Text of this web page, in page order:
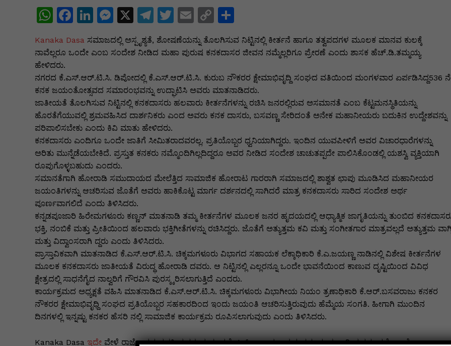
W
at
s
A
p
p
F
c
b
o
o
k
Li
k
dI
n
M
e
s
e
n
g
er
X
T
el
e
a
m
T
w
itt
E
m
ai
C
p
Li
n
k
S
ar
Kanaka Dasa ಸಮಾಜದಲ್ಲಿ ಅಸ್ಪೃಶ್ಯತೆ, ಶೋಷಣೆಯನ್ನು ತೊಲಗಿಸುವ ನಿಟ್ಟಿನಲ್ಲಿ ಕೀರ್ತನೆ ಹಾಗೂ ತತ್ವಪದಗಳ ಮೂಲಕ ಮಾನವ ಕುಲಕ್ಕೆ
ನಾವೆಲ್ಲರೂ ಒಂದೇ ಎಂಬ ಸಂದೇಶ ನೀಡಿದ ಮಹಾ ಪುರುಷ ಕನಕದಾಸರ ಜೀವನ ನಮ್ಮೆಲ್ಲರಿಗೂ ಪ್ರೇರಣೆ ಎಂದು ಶಾಸಕ ಹೆಚ್.ಡಿ.ತಮ್ಮಯ್ಯ
ಹೇಳಿದರು.
ನಗರದ ಕೆ.ಎಸ್.ಆರ್.ಟಿ.ಸಿ. ಡಿಪೋದಲ್ಲಿ ಕೆ.ಎಸ್.ಆರ್.ಟಿ.ಸಿ. ಕುರುಬ ನೌಕರರ ಕ್ಷೇಮಾಭಿವೃದ್ದಿ ಸಂಘದ ವತಿಯಿಂದ ಮಂಗಳವಾರ ಏರ್ಪಡಿಸಿದ್ದ536
ಕನಕ ಜಯಂತೋತ್ಸವದ ಸಮಾರಂಭವನ್ನು ಉದ್ಘಾಟಿಸಿ ಅವರು ಮಾತನಾಡಿದರು.
ಜಾತೀಯತೆ ತೊಲಗಿಸುವ ನಿಟ್ಟಿನಲ್ಲಿ ಕನಕದಾಸರು ಹಲವಾರು ಕೀರ್ತನೆಗಳನ್ನು ರಚಿಸಿ ಜನರಲ್ಲಿರುವ ಅಸಮಾನತೆ ಎಂಬ ಕೆಟ್ಟಮನಸ್ಥಿತಿಯನ್ನು
ಹೊರತೆಗೆಯುವಲ್ಲಿ ಶ್ರಮವಹಿಸಿದ ದಾರ್ಶನಿಕರು ಎಂದ ಅವರು ಕನಕ ದಾಸರು, ಬಸವಣ್ಣ ಸೇರಿದಂತೆ ಅನೇಕ ಮಹಾನೀಯರು ಬದುಕಿನ ಉದ್ದೇಶವನ್ನು
ಪರಿಪಾಲಿಸಬೇಕು ಎಂದು ಕಿವಿ ಮಾತು ಹೇಳಿದರು.
ಕನಕದಾಸರು ಎಂದಿಗೂ ಒಂದೇ ಜಾತಿಗೆ ಸೀಮಿತರಾದವರಲ್ಲ. ಪ್ರತಿಯೊಬ್ಬರ ಧ್ವನಿಯಾಗಿದ್ದರು. ಇಂದಿನ ಯುವಪೀಳಿಗೆ ಅವರ ವಿಚಾರಧಾರೆಗಳನ್ನು
ಅರಿತು ಮುನ್ನೆಡೆಯಬೇಕಿದೆ. ಪ್ರಸ್ತುತ ಕನಕರು ನಮ್ಮೊಂದಿಗಿಲ್ಲದಿದ್ದರೂ ಅವರ ನೀಡಿದ ಸಂದೇಶ ಚಾಚುತಪ್ಪದೇ ಪಾಲಿಸಿಕೊಂಡಲ್ಲಿ ಯಶಸ್ವಿ ವ್ಯಕ್ತಿಯಾಗಿ
ರೂಪುಗೊಳ್ಳಬಹುದು ಎಂದರು.
ಸಮಾನತೆಗಾಗಿ ಹೋರಾಡಿ ಸಮುದಾಯದ ಮೇಲೆತ್ತಿದ ಸಾಮಾಜಿಕ ಹೋರಾಟ ಗಾರರಾಗಿ ಸಮಾಜದಲ್ಲಿ ಶಾಶ್ವತ ಛಾಪು ಮೂಡಿಸಿದ ಮಹಾನೀಯರ
ಜಯಂತಿಗಳನ್ನು ಆಚರಿಸುವ ಜೊತೆಗೆ ಅವರು ಹಾಕಿಕೊಟ್ಟ ಮಾರ್ಗ ದರ್ಶನದಲ್ಲಿ ಸಾಗಿದರೆ ಮಾತ್ರ ಕನಕದಾಸರು ಸಾರಿದ ಸಂದೇಶ ಅರ್ಥ
ಪೂರ್ಣವಾಗಲಿದೆ ಎಂದು ತಿಳಿಸಿದರು.
ಕನ್ನಡಪೂಜಾರಿ ಹಿರೇಮಗಳೂರು ಕಣ್ಣನ್ ಮಾತನಾಡಿ ತಮ್ಮ ಕೀರ್ತನೆಗಳ ಮೂಲಕ ಜನರ ಹೃದಯದಲ್ಲಿ ಆಧ್ಯಾತ್ಮಿಕ ಜಾಗೃತಿಯನ್ನು ತುಂಬಿದ
ಭಕ್ತಿ, ನಂಬಿಕೆ ಮತ್ತು ಪ್ರೀತಿಯಿಂದ ಹಲವಾರು ಭಕ್ತಿಗೀತೆಗಳನ್ನು ರಚಿಸಿದ್ದರು. ಜೊತೆಗೆ ಅತ್ಯುತ್ತಮ ಕವಿ ಮತ್ತು ಸಂಗೀತಗಾರ ಮಾತ್ರವಲ್ಲದೆ ಅತ್ಯುತ್ತಮ
ಮತ್ತು ವಿದ್ವಾಂಸರಾಗಿ ದ್ದರು ಎಂದು ತಿಳಿಸಿದರು.
ಪ್ರಾಸ್ತಾವಿಕವಾಗಿ ಮಾತನಾಡಿದ ಕೆ.ಎಸ್.ಆರ್.ಟಿ.ಸಿ. ಚಿಕ್ಕಮಗಳೂರು ವಿಭಾಗದ ಸಹಾಯಕ ಲೆಕ್ಕಾಧಿಕಾರಿ ಕೆ.ಎ.ಜಯಣ್ಣ ನಾಡಿನಲ್ಲಿ ವಿಶೇಷ ಕೀರ್ತನೆಗಳ
ಮೂಲಕ ಕನಕದಾಸರು ಜಾತೀಯತೆ ವಿರುದ್ಧ ಹೋರಾಡಿ ದವರು. ಆ ನಿಟ್ಟಿನಲ್ಲಿ ಎಲ್ಲರನ್ನೂ ಒಂದೇ ಭಾವನೆಯಿಂದ ಕಾಣುವ ದೃಷ್ಟಿಯಿಂದ ವಿವಿಧ
ಕ್ಷೇತ್ರದಲ್ಲಿ ಸಾಧನೆಗೈದ ನಾಲ್ವರಿಗೆ ಗೌರವಿಸಿ ಪುರಸ್ಕ್ಕರಿಸಲಾಗುತ್ತಿದೆ ಎಂದರು.
ಕಾರ್ಯಕ್ರಮದ ಅಧ್ಯಕ್ಷತೆ ವಹಿಸಿ ಮಾತನಾಡಿದ ಕೆ.ಎಸ್.ಆರ್.ಟಿ.ಸಿ. ಚಿಕ್ಕಮಗಳೂರು ವಿಭಾಗೀಯ ನಿಯಂ ತ್ರಣಾಧಿಕಾರಿ ಕೆ.ಆರ್.ಬಸವರಾಜು ಕನಕರ
ನೌಕರರ ಕ್ಷೇಮಾಭಿವೃಧ್ದಿ ಸಂಘದ ಪ್ರತಿಯೊಬ್ಬರ ಸಹಕಾರದಿಂದ ಇಂದು ಜಯಂತಿ ಆಚರಿಸುತ್ತಿರುವುದು ಹೆಮ್ಮೆಯ ಸಂಗತಿ. ಹೀಗಾಗಿ ಮುಂದಿನ
ದಿನಗಳಲ್ಲಿ ಇನ್ನಷ್ಟು ಕನಕರ ಹೆಸರಿ ನಲ್ಲಿ ಸಾಮಾಜಿಕ ಕಾರ್ಯಕ್ರಮ ರೂಪಿಸಲಾಗುವುದು ಎಂದು ತಿಳಿಸಿದರು.
Kanaka Dasa ಇದೇವೇಳೆ ರಾಜ್ಯೋತ್ಸವ ಪ್ರಶಸ್ತಿ ಪುರಸ್ಕೃತ ಚಂದ್ರಶೇಖರ್ ನಾರಾಯಣಪುರ, ಕಡೂರು ಸರ್ಕಾರಿ ಪ್ರಥಮ ದರ್ಜೆ ಕಾಲೇಜು